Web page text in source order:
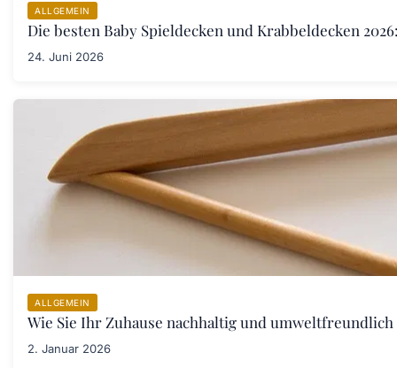
ALLGEMEIN
Die besten Baby Spieldecken und Krabbeldecken
24. Juni 2026
ALLGEMEIN
Wie Sie Ihr Zuhause nachhaltig und umweltfreundlich
2. Januar 2026